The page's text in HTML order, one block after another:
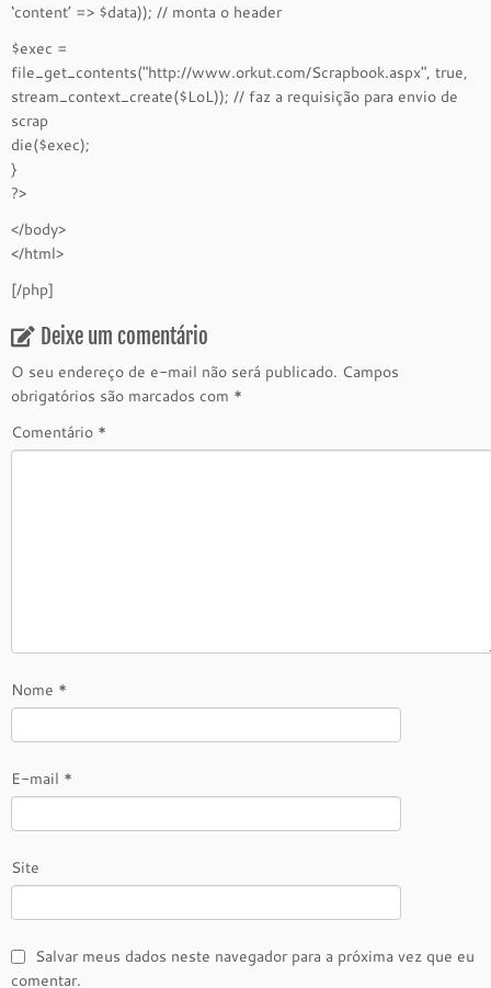
‘content’ => $data)); // monta o header
$exec =
file_get_contents("http://www.orkut.com/Scrapbook.aspx", true,
stream_context_create($LoL)); // faz a requisição para envio de
scrap
die($exec);
}
?>
</body>
</html>
[/php]
Deixe um comentário
O seu endereço de e-mail não será publicado. Campos
obrigatórios são marcados com *
Comentário *
Nome *
E-mail *
Site
Salvar meus dados neste navegador para a próxima vez que eu
comentar.